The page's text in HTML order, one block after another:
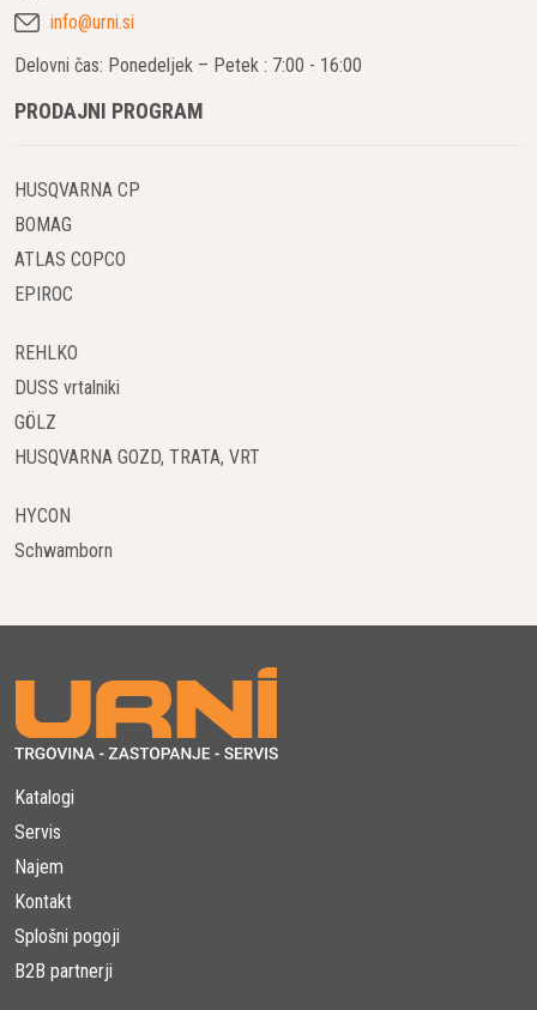
info@urni.si
Delovni čas: Ponedeljek – Petek : 7:00 - 16:00
PRODAJNI PROGRAM
HUSQVARNA CP
BOMAG
ATLAS COPCO
EPIROC
REHLKO
DUSS vrtalniki
GÖLZ
HUSQVARNA GOZD, TRATA, VRT
HYCON
Schwamborn
Katalogi
Servis
Najem
Kontakt
Splošni pogoji
B2B partnerji